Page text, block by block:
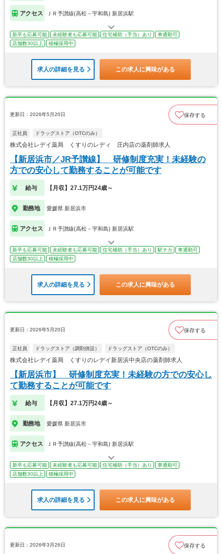
アクセス ＪＲ予讃線(高松－宇和島) 新居浜駅
新卒も応募可能 未経験者も応募可能 住宅補助（手当）あり
車通勤可
店舗数30以上
積極採用中
求人の詳細を見る この求人に興味がある
更新日：2026年5月20日 保存する
正社員 ドラッグストア（OTCのみ）
株式会社レデイ薬局 くすりのレディ 庄内店の薬剤師求人
【新居浜市／JR予讃線】 研修制度充実！未経験の
方での安心して勤務することが可能です
給与 【月収】27.1万円24歳～
勤務地 愛媛県 新居浜市
アクセス ＪＲ予讃線(高松－宇和島) 新居浜駅
新卒も応募可能 未経験者も応募可能 住宅補助（手当）あり 駅チカ
車通勤可
店舗数30以上
積極採用中
求人の詳細を見る この求人に興味がある
更新日：2026年5月20日 保存する
正社員 ドラッグストア（調剤併設） ドラッグストア（OTCのみ）
株式会社レデイ薬局 くすりのレデイ新居浜中央店の薬剤師求人
【新居浜市】 研修制度充実！未経験の方での安心し
て勤務することが可能です
給与 【月収】27.1万円24歳～
勤務地 愛媛県 新居浜市
アクセス ＪＲ予讃線(高松－宇和島) 新居浜駅
新卒も応募可能 未経験者も応募可能 住宅補助（手当）あり
車通勤可
店舗数30以上
積極採用中
求人の詳細を見る この求人に興味がある
更新日：2026年3月26日 保存する